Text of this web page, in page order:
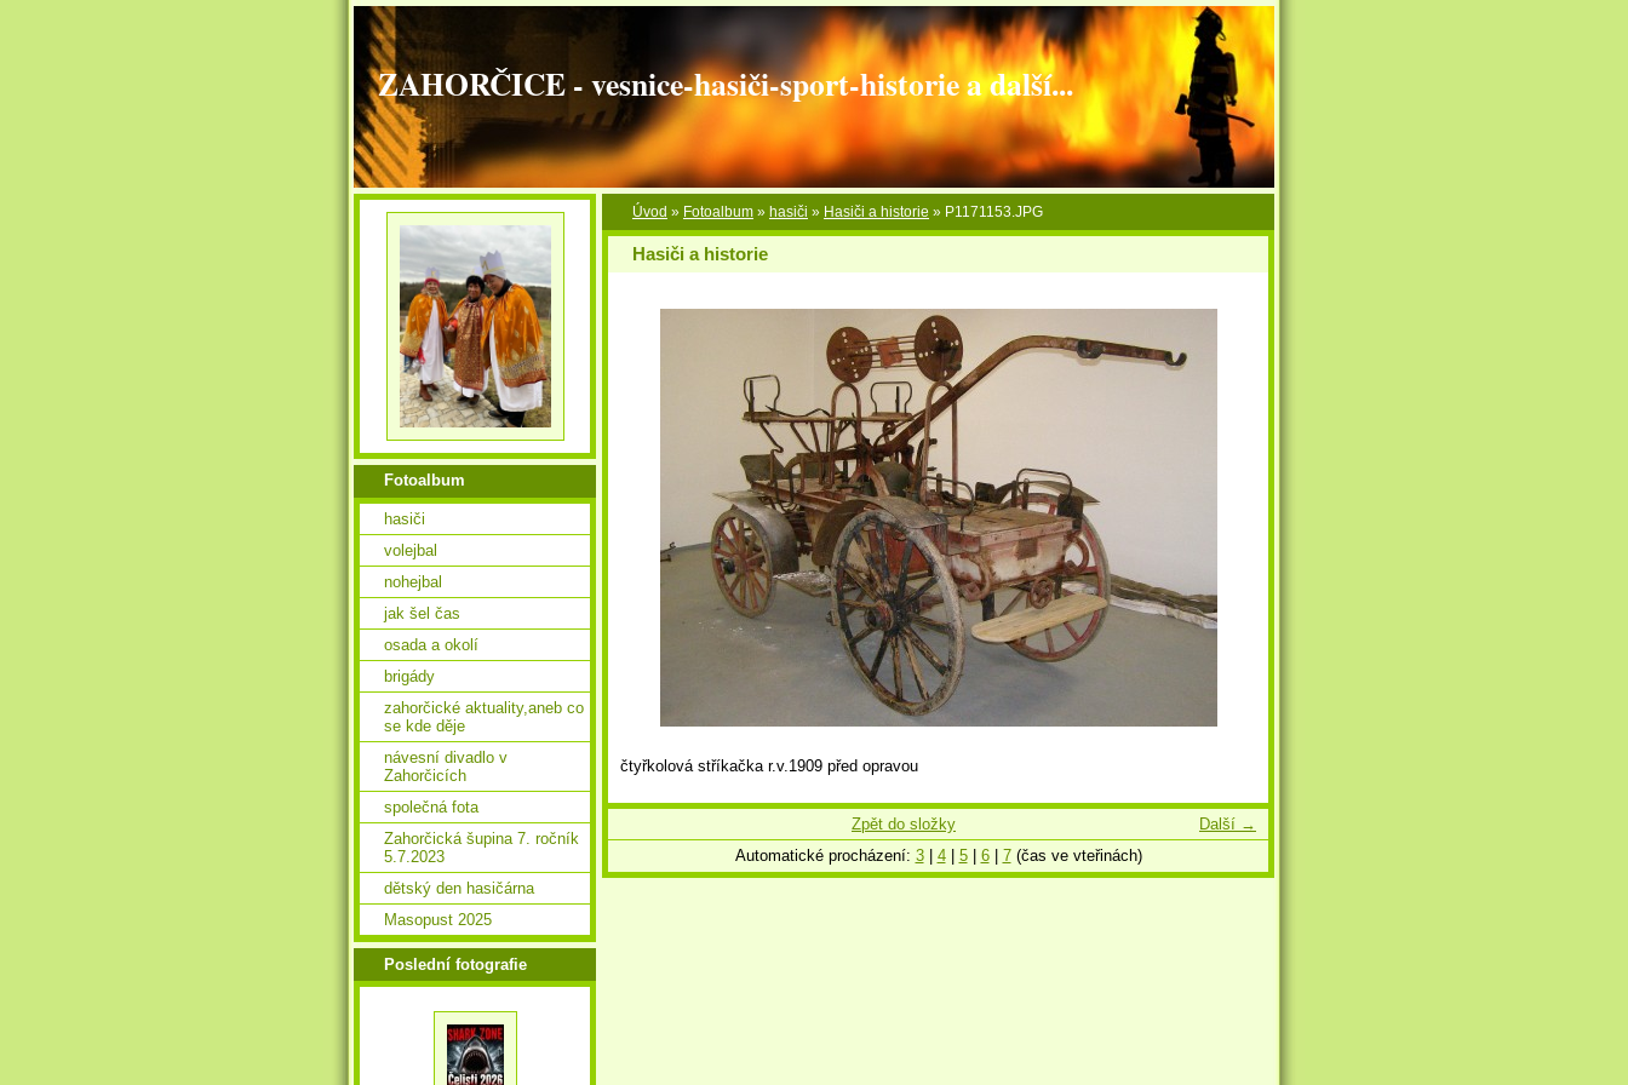
ZAHORČICE - vesnice-hasiči-sport-historie a další...
Úvod » Fotoalbum » hasiči » Hasiči a historie » P1171153.JPG
Hasiči a historie
čtyřkolová stříkačka r.v.1909 před opravou
Další →
Zpět do složky
Automatické procházení: 3| 4| 5| 6| 7(čas ve vteřinách)
Fotoalbum
hasiči
volejbal
nohejbal
jak šel čas
osada a okolí
brigády
zahorčické aktuality,aneb co
se kde děje
návesní divadlo v
Zahorčicích
společná fota
Zahorčická šupina 7. ročník
5.7.2023
dětský den hasičárna
Masopust 2025
Poslední fotografie